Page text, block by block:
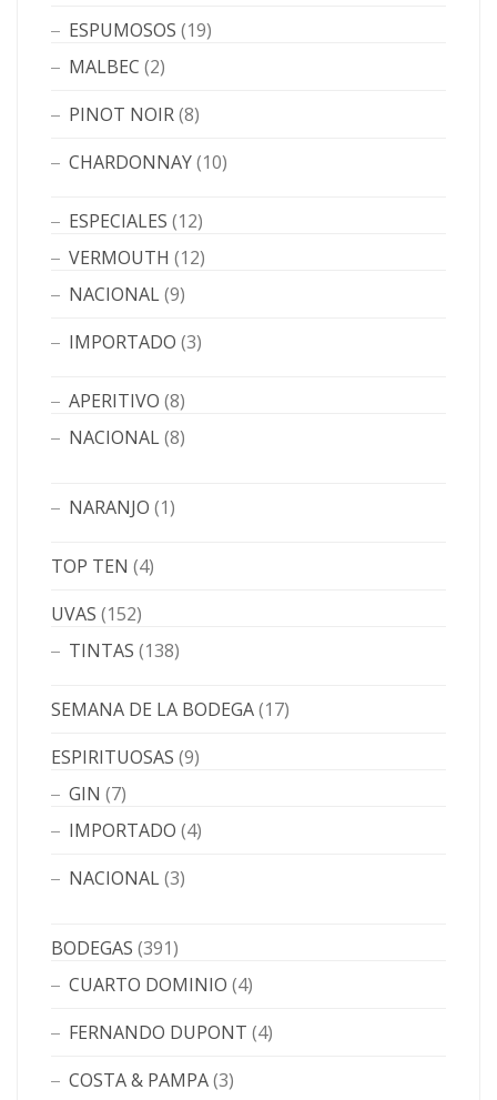
ESPUMOSOS (19)
MALBEC (2)
PINOT NOIR(8)
CHARDONNAY(10)
ESPECIALES (12)
VERMOUTH (12)
NACIONAL(9)
IMPORTADO (3)
APERITIVO (8)
NACIONAL(8)
NARANJO (1)
TOP TEN (4)
UVAS (152)
TINTAS (138)
SEMANA DE LA BODEGA(17)
ESPIRITUOSAS (9)
GIN (7)
IMPORTADO (4)
NACIONAL(3)
BODEGAS (391)
CUARTO DOMINIO (4)
FERNANDO DUPONT (4)
COSTA & PAMPA(3)